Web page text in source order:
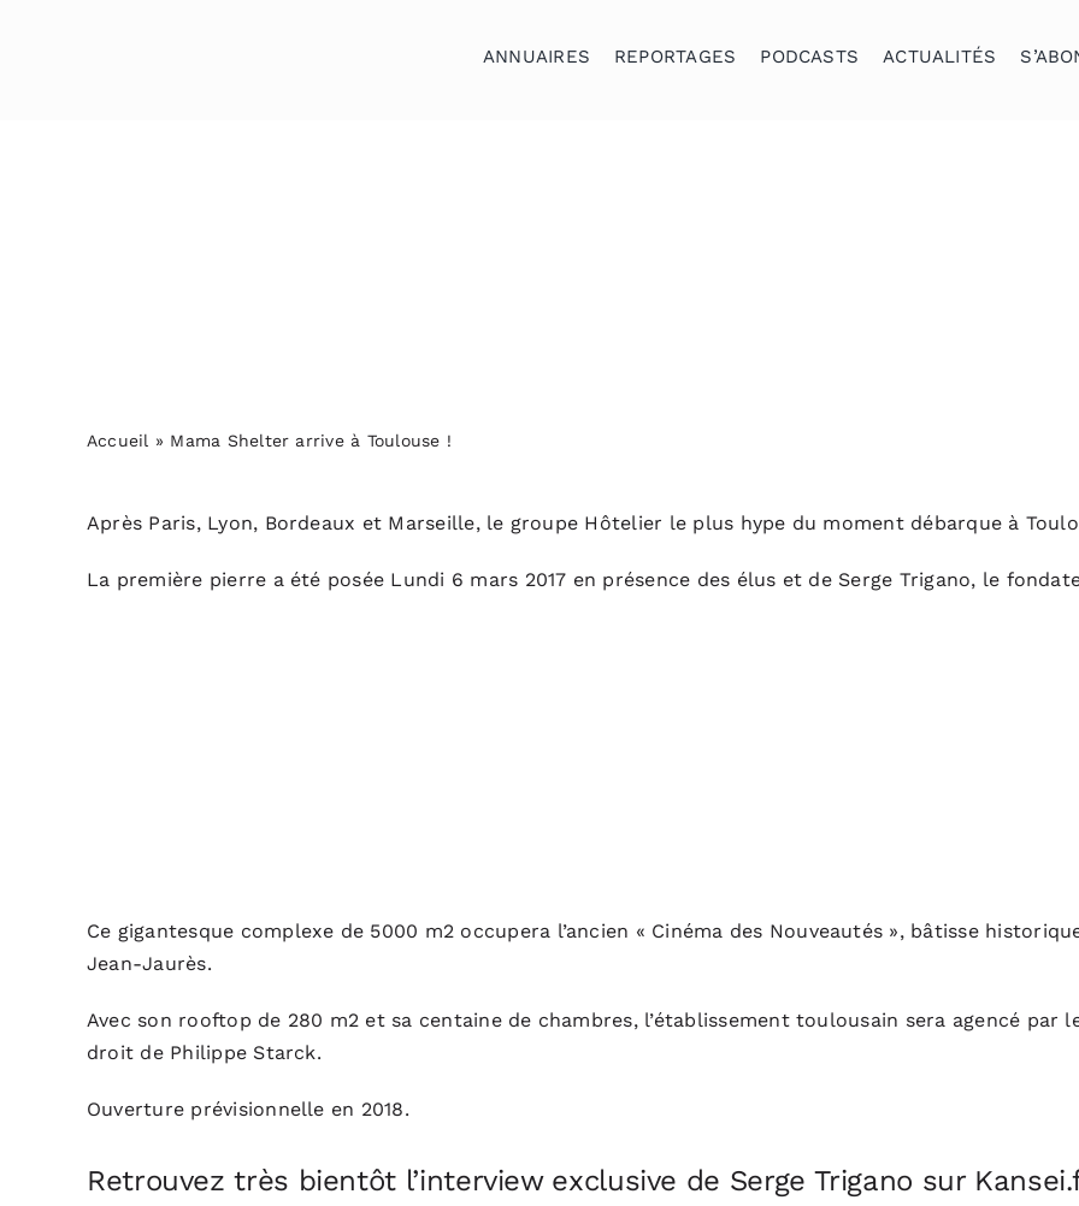
ANNUAIRES REPORTAGES PODCASTS ACTUALITÉS
Accueil » Mama Shelter arrive à Toulouse !
Après Paris, Lyon, Bordeaux et Marseille, le groupe Hôtelier le plus hype du moment débarque à
La première pierre a été posée Lundi 6 mars 2017 en présence des élus et de Serge Trigano, le
Ce gigantesque complexe de 5000 m2 occupera l’ancien « Cinéma des Nouveautés », bâtisse
Jean-Jaurès.
Avec son rooftop de 280 m2 et sa centaine de chambres, l’établissement toulousain sera agencé par
droit de Philippe Starck.
Ouverture prévisionnelle en 2018.
Retrouvez très bientôt l’interview exclusive de Serge Trigano sur